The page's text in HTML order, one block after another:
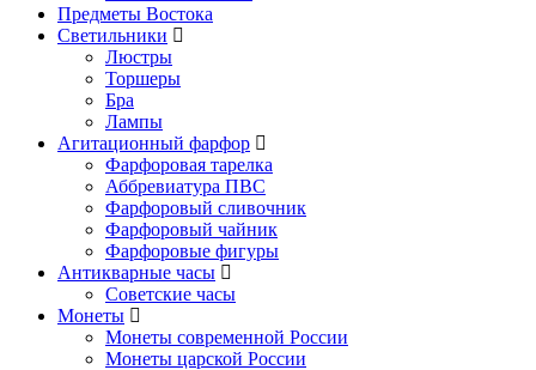
Предметы Востока
Светильники
Люстры
Торшеры
Бра
Лампы
Агитационный фарфор
Фарфоровая тарелка
Аббревиатура ПВС
Фарфоровый сливочник
Фарфоровый чайник
Фарфоровые фигуры
Антикварные часы
Советские часы
Монеты
Монеты современной России
Монеты царской России